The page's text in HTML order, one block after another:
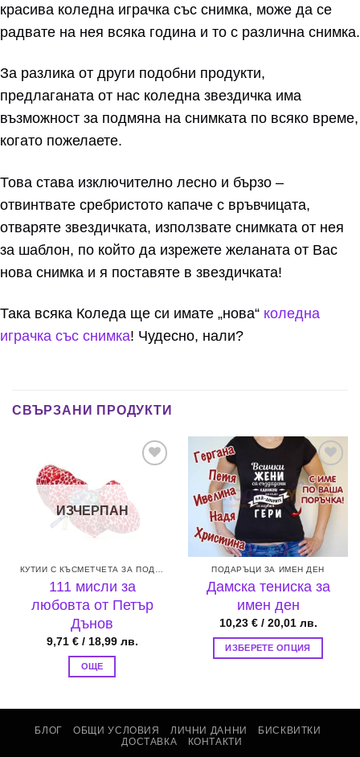
красива коледна играчка със снимка, може да се
радвате на нея всяка година и то с различна снимка.
За разлика от други подобни продукти,
предлаганата от нас коледна звездичка има
възможност за подмяна на снимката по всяко време,
когато пожелаете.
Това става изключително лесно и бързо –
отвинтвате сребристото капаче с връвчицата,
отваряте звездичката, използвате снимката от нея
за шаблон, по който да изрежете желаната от Вас
нова снимка и я поставяте в звездичката!
Така всяка Коледа ще си имате „нова“ коледна
играчка със снимка! Чудесно, нали?
СВЪРЗАНИ ПРОДУКТИ
ИЗЧЕРПАН
КУТИИ С КЪСМЕТЧЕТА ЗА ПОДАРЪК
111 мисли за
любовта от Петър
Дънов
9,71 €/ 18,99 лв.
ОЩЕ
Add to
wishlist
ПОДАРЪЦИ ЗА ИМЕН ДЕН
Дамска тениска за
имен ден
10,23 €/ 20,01 лв.
ИЗБЕРЕТЕ ОПЦИЯ
variants.
БЛОГ ОБЩИ УСЛОВИЯ ЛИЧНИ ДАННИ
БИСКВИТКИ
ДОСТАВКА
КОНТАКТИ